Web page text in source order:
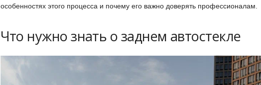
особенностях этого процесса и почему его важно доверять профессионалам.
Что нужно знать о заднем автостекле